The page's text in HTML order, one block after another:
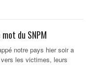
du SNPM
notre pays hier soir a
les victimes, leurs